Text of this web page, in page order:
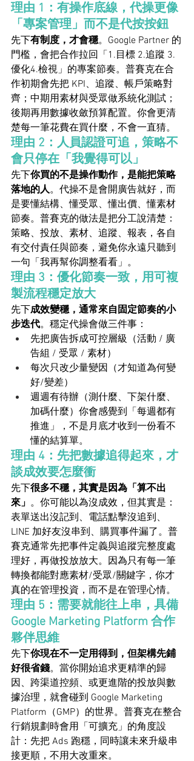
理由 1：有操作底線，代操更像
「專案管理」而不是代按按鈕
先下有制度，才會穩。Google Partner 的
門檻，會把合作拉回「1.目標 2.追蹤 3.
優化4.檢視」的專案節奏。普賽克在合
作初期會先把 KPI、追蹤、帳戶策略對
齊；中期用素材與受眾做系統化測試；
後期再用數據收斂預算配置。你會更清
楚每一筆花費在買什麼，不會一直猜。
理由 2：人員認證可追，策略不
會只停在「我覺得可以」
先下你買的不是操作動作，是能把策略
落地的人。代操不是會開廣告就好，而
是要懂結構、懂受眾、懂出價、懂素材
節奏。普賽克的做法是把分工說清楚：
策略、投放、素材、追蹤、報表，各自
有交付責任與節奏，避免你永遠只聽到
一句「我再幫你調整看看」。
理由 3：優化節奏一致，用可複
製流程穩定放大
先下成效變穩，通常來自固定節奏的小
步迭代。穩定代操會做三件事：
先把廣告拆成可控層級（活動 / 廣
告組 / 受眾 / 素材）
每次只改少量變因（才知道為何變
好/變差）
週週有待辦（測什麼、下架什麼、
加碼什麼）你會感覺到「每週都有
推進」，不是月底才收到一份看不
懂的結算單。
理由 4：先把數據追得起來，才
談成效要怎麼衝
先下很多不穩，其實是因為「算不出
來」 。你可能以為沒成效，但其實是：
表單送出沒記到、電話點擊沒追到、
LINE 加好友沒串到、購買事件漏了。普
賽克通常先把事件定義與追蹤完整度處
理好，再做投放放大。因為只有每一筆
轉換都能對應素材/受眾/關鍵字，你才
真的在管理投資，而不是在管理心情。
理由 5：需要就能往上串，具備
Google Marketing Platform 合作
夥伴思維
先下你現在不一定用得到，但架構先鋪
好很省錢。當你開始追求更精準的歸
因、跨渠道控頻、或更進階的投放與數
據治理，就會碰到 Google Marketing
Platform（GMP）的世界。普賽克在整合
行銷規劃時會用「可擴充」的角度設
計：先把 Ads 跑穩，同時讓未來升級串
接更順，不用大改重來。